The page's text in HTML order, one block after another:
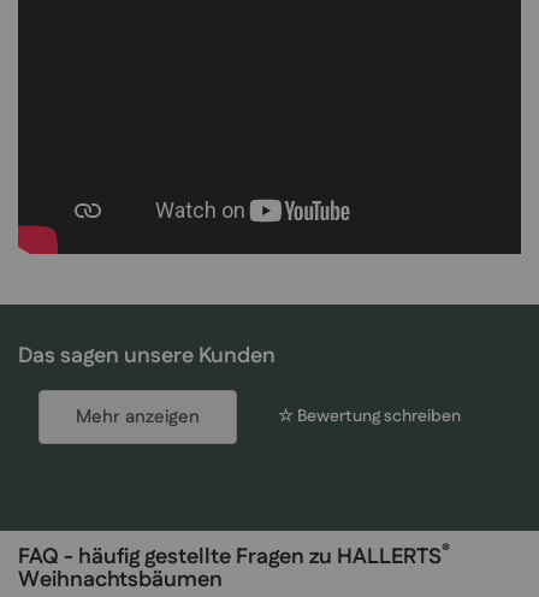
Das sagen unsere Kunden
Mehr anzeigen ☆ Bewertung schreiben
FAQ - häufig gestellte Fragen zu HALLERTS®
Weihnachtsbäumen